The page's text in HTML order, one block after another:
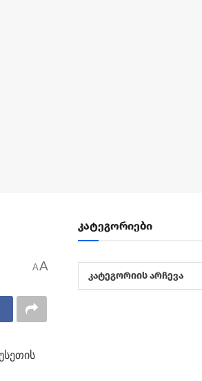
AA
კატეგორიები
კატეგორიები
კატეგორიის არჩევა